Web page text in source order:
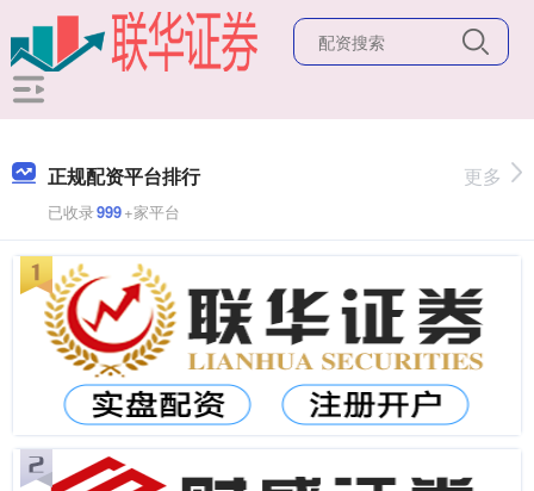
正规配资平台排行
已收录999+家平台
更多